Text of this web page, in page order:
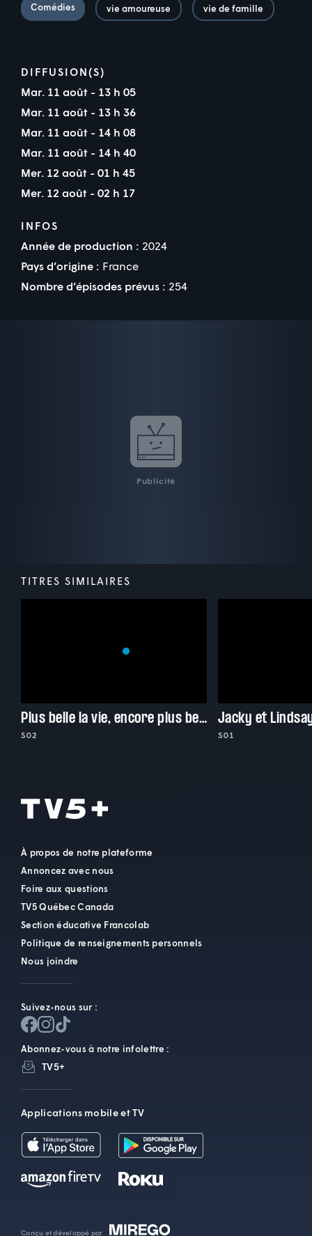
Comédies vie amoureuse vie de famille
DIFFUSION(S)
Mar. 11 août - 13 h 05
Mar. 11 août - 13 h 36
Mar. 11 août - 14 h 08
Mar. 11 août - 14 h 40
Mer. 12 août - 01 h 45
Mer. 12 août - 02 h 17
INFOS
Année de production : 2024
Pays d’origine : France
Nombre d’épisodes prévus : 254
Publicité
TITRES SIMILAIRES
Plus belle la vie, encore plus belle
S02
Jacky et
S01
À propos de notre plateforme
Annoncez avec nous
Foire aux questions
TV5 Québec Canada
Section éducative Francolab
Politique de renseignements personnels
Nous joindre
Suivez-nous sur :
Abonnez-vous à notre infolettre :
TV5+
Applications mobile et TV
Conçu et développé par